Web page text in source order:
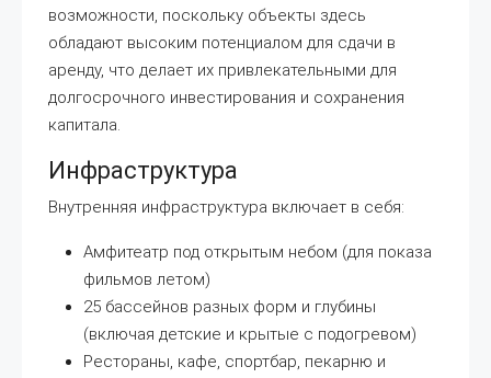
возможности, поскольку объекты здесь
обладают высоким потенциалом для сдачи в
аренду, что делает их привлекательными для
долгосрочного инвестирования и сохранения
капитала.
Инфраструктура
Внутренняя инфраструктура включает в себя:
Амфитеатр под открытым небом (для показа
фильмов летом)
25 бассейнов разных форм и глубины
(включая детские и крытые с подогревом)
Рестораны, кафе, спортбар, пекарню и